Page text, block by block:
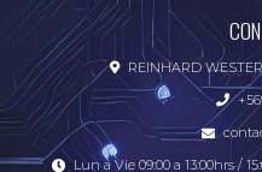
REINHARD
Lun a Vie 09:00 a 13:00hrs /